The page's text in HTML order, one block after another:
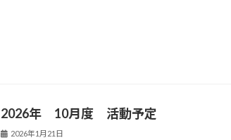
2026年 10月度 活動予定
2026年1月21日